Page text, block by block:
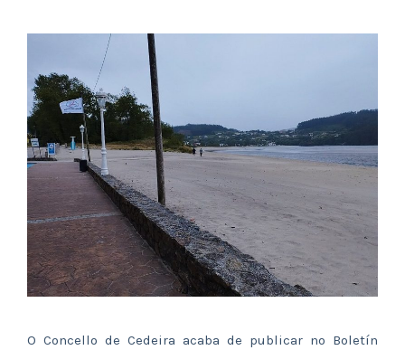
O Concello de Cedeira acaba de publicar no Boletín